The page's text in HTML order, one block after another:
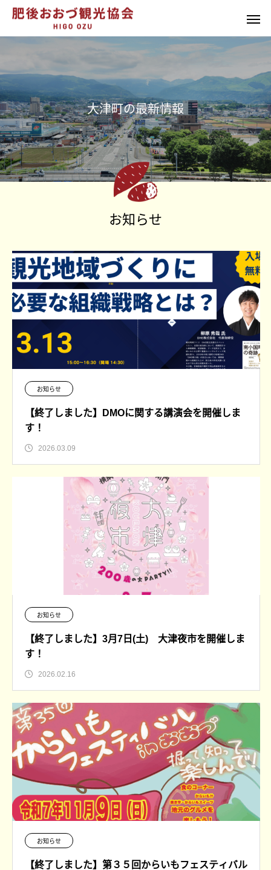
大津町の最新情報
お知らせ
お知らせ
【終了しました】DMOに関する講演会を開催しま
す！
2026.03.09
お知らせ
【終了しました】3月7日(土) 大津夜市を開催しま
す！
2026.02.16
お知らせ
【終了しました】第３５回からいもフェスティバル